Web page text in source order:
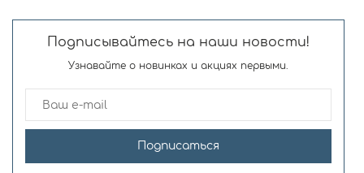
Подписывайтесь на наши новости!
Узнавайте о новинках и акциях первыми.
Подписаться